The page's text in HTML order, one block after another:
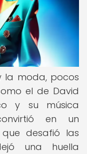
la moda, pocos
el de David
y su música
en un
desafió las
una huella